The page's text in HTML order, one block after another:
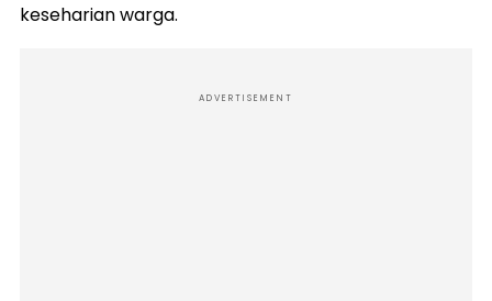
keseharian warga.
ADVERTISEMENT